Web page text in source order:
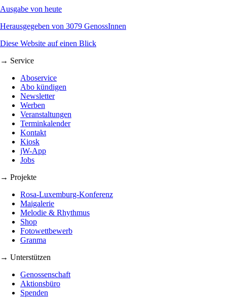
Ausgabe von heute
Herausgegeben von 3079 GenossInnen
Diese Website auf einen Blick
→ Service
Aboservice
Abo kündigen
Newsletter
Werben
Veranstaltungen
Terminkalender
Kontakt
Kiosk
jW-App
Jobs
→ Projekte
Rosa-Luxemburg-Konferenz
Maigalerie
Melodie & Rhythmus
Shop
Fotowettbewerb
Granma
→ Unterstützen
Genossenschaft
Aktionsbüro
Spenden